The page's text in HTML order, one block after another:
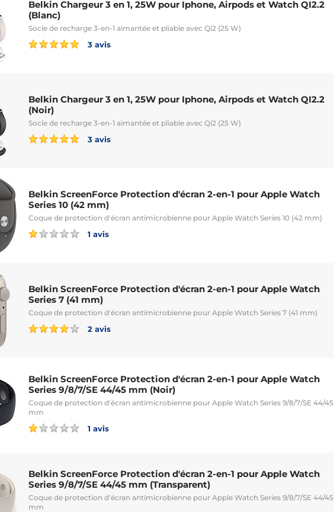
Belkin Chargeur 3 en 1, 25W pour Iphone, Airpods et Watch QI2.2
(Blanc)
Socle de recharge 3-en-1 aimantée et pliable avec Qi2 (25 W)
3 avis
Belkin Chargeur 3 en 1, 25W pour Iphone, Airpods et Watch QI2.2
(Noir)
Socle de recharge 3-en-1 aimantée et pliable avec Qi2 (25 W)
3 avis
Belkin ScreenForce Protection d'écran 2-en-1 pour Apple Watch
Series 10 (42 mm)
Coque de protection d'écran antimicrobienne pour Apple Watch Series 10 (42 mm)
1 avis
Belkin ScreenForce Protection d'écran 2-en-1 pour Apple Watch
Series 7 (41 mm)
Coque de protection d'écran antimicrobienne pour Apple Watch Series 7 (41 mm)
2 avis
Belkin ScreenForce Protection d'écran 2-en-1 pour Apple Watch
Series 9/8/7/SE 44/45 mm (Noir)
Coque de protection d'écran antimicrobienne pour Apple Watch Series 9/8/7/SE 44/45
mm
1 avis
Belkin ScreenForce Protection d'écran 2-en-1 pour Apple Watch
Series 9/8/7/SE 44/45 mm (Transparent)
Coque de protection d'écran antimicrobienne pour Apple Watch Series 9/8/7/SE 44/45
mm